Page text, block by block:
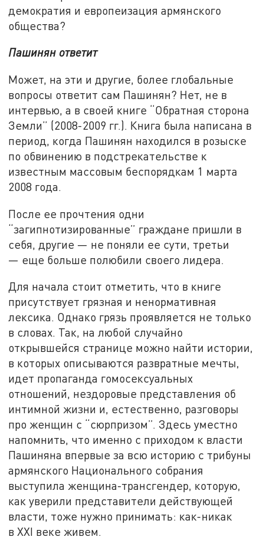
демократия и европеизация армянского
общества?
Пашинян ответит
Может, на эти и другие, более глобальные
вопросы ответит сам Пашинян? Нет, не в
интервью, а в своей книге “Обратная сторона
Земли” (2008-2009 гг.). Книга была написана в
период, когда Пашинян находился в розыске
по обвинению в подстрекательстве к
известным массовым беспорядкам 1 марта
2008 года.
После ее прочтения одни
“загипнотизированные” граждане пришли в
себя, другие — не поняли ее сути, третьи
— еще больше полюбили своего лидера.
Для начала стоит отметить, что в книге
присутствует грязная и ненормативная
лексика. Однако грязь проявляется не только
в словах. Так, на любой случайно
открывшейся странице можно найти истории,
в которых описываются развратные мечты,
идет пропаганда гомосексуальных
отношений, нездоровые представления об
интимной жизни и, естественно, разговоры
про женщин с “сюрпризом”. Здесь уместно
напомнить, что именно с приходом к власти
Пашиняна впервые за всю историю с трибуны
армянского Национального собрания
выступила женщина-трансгендер, которую,
как уверили представители действующей
власти, тоже нужно принимать: как-никак
в XXI веке живем.